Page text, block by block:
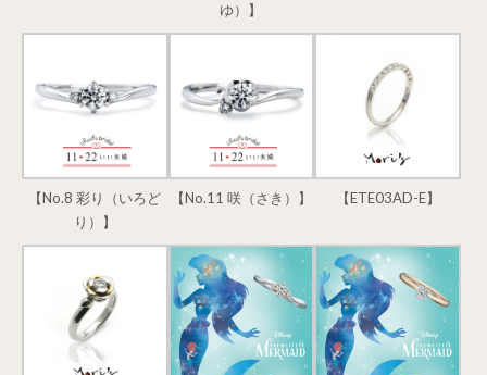
ゆ）】
【No.8 彩り（いろど
り）】
【No.11 咲（さき）】 【ETE03AD-E】